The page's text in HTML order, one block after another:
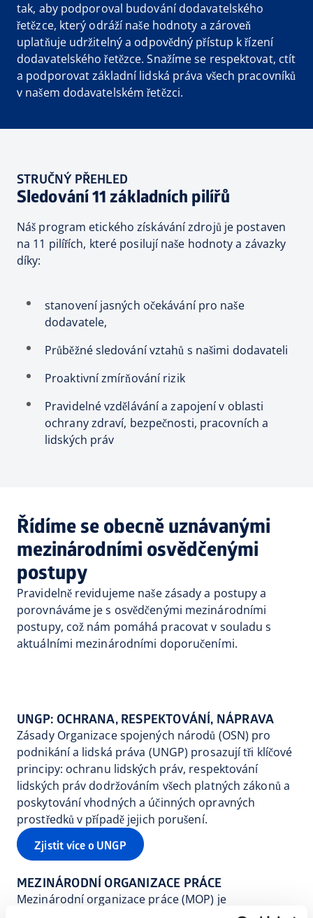
tak, aby podporoval budování dodavatelského
řetězce, který odráží naše hodnoty a zároveň
uplatňuje udržitelný a odpovědný přístup k řízení
dodavatelského řetězce. Snažíme se respektovat, ctít
a podporovat základní lidská práva všech pracovníků
v našem dodavatelském řetězci.
STRUČNÝ PŘEHLED
Sledování 11 základních pilířů
Náš program etického získávání zdrojů je postaven
na 11 pilířích, které posilují naše hodnoty a závazky
díky:
stanovení jasných očekávání pro naše
dodavatele,
Průběžné sledování vztahů s našimi dodavateli
Proaktivní zmírňování rizik
Pravidelné vzdělávání a zapojení v oblasti
ochrany zdraví, bezpečnosti, pracovních a
lidských práv
Řídíme se obecně uznávanými
mezinárodními osvědčenými
postupy
Pravidelně revidujeme naše zásady a postupy a
porovnáváme je s osvědčenými mezinárodními
postupy, což nám pomáhá pracovat v souladu s
aktuálními mezinárodními doporučeními.
UNGP: OCHRANA, RESPEKTOVÁNÍ, NÁPRAVA
Zásady Organizace spojených národů (OSN) pro
podnikání a lidská práva (UNGP) prosazují tři klíčové
principy: ochranu lidských práv, respektování
lidských práv dodržováním všech platných zákonů a
poskytování vhodných a účinných opravných
prostředků v případě jejich porušení.
Zjistit více o UNGP
MEZINÁRODNÍ ORGANIZACE PRÁCE
Mezinárodní organizace práce (MOP) je